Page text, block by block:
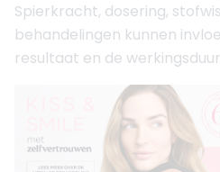
Spierkracht, dosering,
behandelingen kunnen
resultaat en de